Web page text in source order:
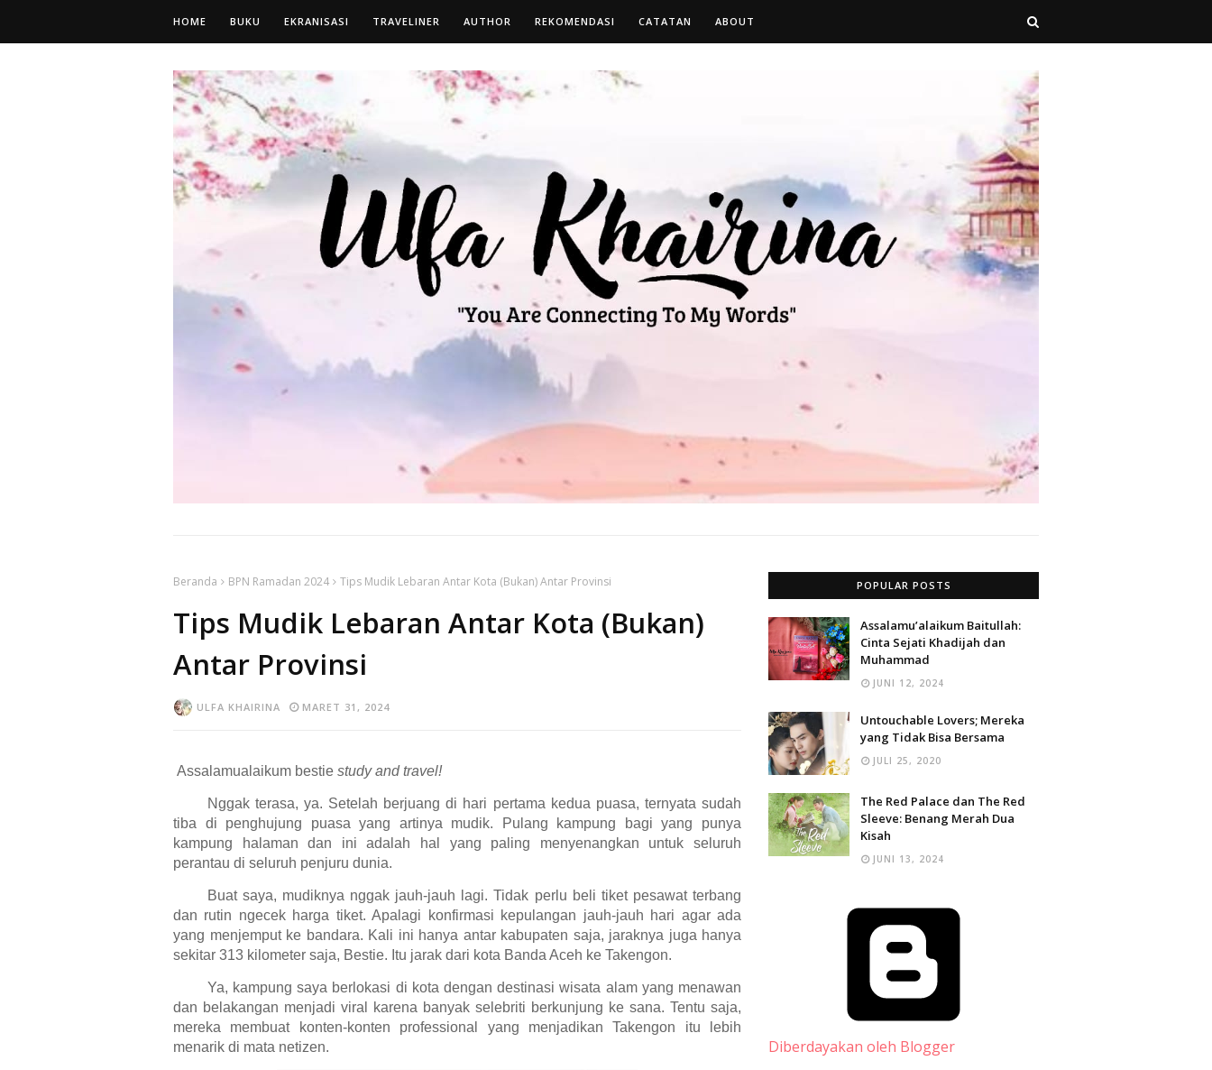
HOME BUKU EKRANISASI TRAVELINER AUTHOR REKOMENDASI CATATAN ABOUT
Beranda BPN Ramadan 2024 Tips Mudik Lebaran Antar Kota (Bukan) Antar Provinsi
Tips Mudik Lebaran Antar Kota (Bukan)
Antar Provinsi
ULFA KHAIRINA MARET 31, 2024
Assalamualaikum bestie study and travel!
Nggak terasa, ya. Setelah berjuang di hari pertama kedua puasa, ternyata sudah
tiba di penghujung puasa yang artinya mudik. Pulang kampung bagi yang punya
kampung halaman dan ini adalah hal yang paling menyenangkan untuk seluruh
perantau di seluruh penjuru dunia.
Buat saya, mudiknya nggak jauh-jauh lagi. Tidak perlu beli tiket pesawat terbang
dan rutin ngecek harga tiket. Apalagi konfirmasi kepulangan jauh-jauh hari agar ada
yang menjemput ke bandara. Kali ini hanya antar kabupaten saja, jaraknya juga hanya
sekitar 313 kilometer saja, Bestie. Itu jarak dari kota Banda Aceh ke Takengon.
Ya, kampung saya berlokasi di kota dengan destinasi wisata alam yang menawan
dan belakangan menjadi viral karena banyak selebriti berkunjung ke sana. Tentu saja,
mereka membuat konten-konten professional yang menjadikan Takengon itu lebih
menarik di mata netizen.
POPULAR POSTS
Assalamu’alaikum Baitullah:
Cinta Sejati Khadijah dan
Muhammad
JUNI 12, 2024
Untouchable Lovers; Mereka
yang Tidak Bisa Bersama
JULI 25, 2020
The Red Palace dan The Red
Sleeve: Benang Merah Dua
Kisah
JUNI 13, 2024
Diberdayakan oleh Blogger